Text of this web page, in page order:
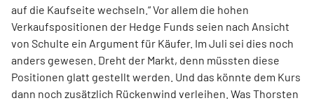
auf die Kaufseite wechseln.“ Vor allem die hohen
Verkaufspositionen der Hedge Funds seien nach Ansicht
von Schulte ein Argument für Käufer. Im Juli sei dies noch
anders gewesen. Dreht der Markt, denn müssten diese
Positionen glatt gestellt werden. Und das könnte dem Kurs
dann noch zusätzlich Rückenwind verleihen. Was Thorsten